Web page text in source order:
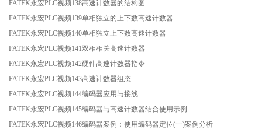
FATEK永宏PLC视频138高速计数器的结构图
FATEK永宏PLC视频139单相独立的上下数高速计数器
FATEK永宏PLC视频140单相独立上下数高速计数器
FATEK永宏PLC视频141双相相关高速计数器
FATEK永宏PLC视频142硬件高速计数器指令
FATEK永宏PLC视频143高速计数器组态
FATEK永宏PLC视频144编码器应用与接线
FATEK永宏PLC视频145编码器与高速计数器结合使用示例
FATEK永宏PLC视频146编码器案例：使用编码器定位(一)案例分析